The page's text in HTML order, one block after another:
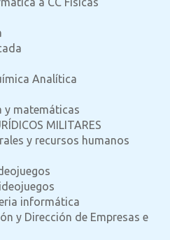
Analítica
y matemáticas
MILITARES
y recursos humanos
informática
y Dirección de Empresas e